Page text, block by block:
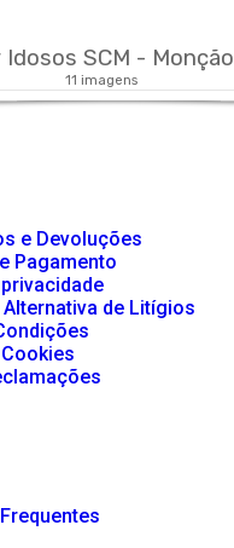
Idosos SCM - Monção
11 imagens
e Devoluções
Pagamento
de Litígios